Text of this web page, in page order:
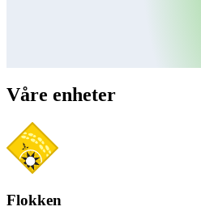
Våre enheter
Flokken